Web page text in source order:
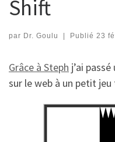
Shift
par Dr. Goulu | Publié 23
Grâce à Steph j’ai
sur le web à un petit